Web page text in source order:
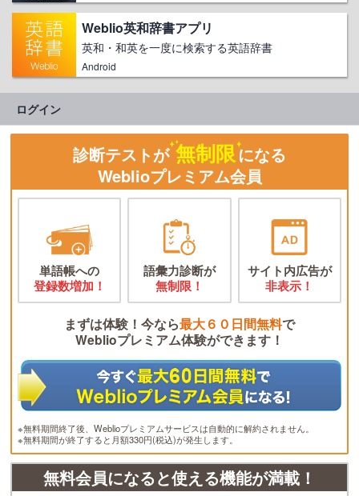
Weblio英和辞書アプリ
英和・和英を一度に検索する英語辞書
Android
ログイン
診断テストが 無制限になる
Weblioプレミアム会員
単語帳への
登録数増加！
語彙力診断が
無制限！
サイト内広告が
非表示！
まずは体験！今なら最大６０日間無料で
Weblioプレミアム体験ができます！
※無料期間終了後、Weblioプレミアムサービスは自動的に解約されません。
※無料期間が終了すると月額330円(税込)が発生します。
無料会員になると使える機能が満載！